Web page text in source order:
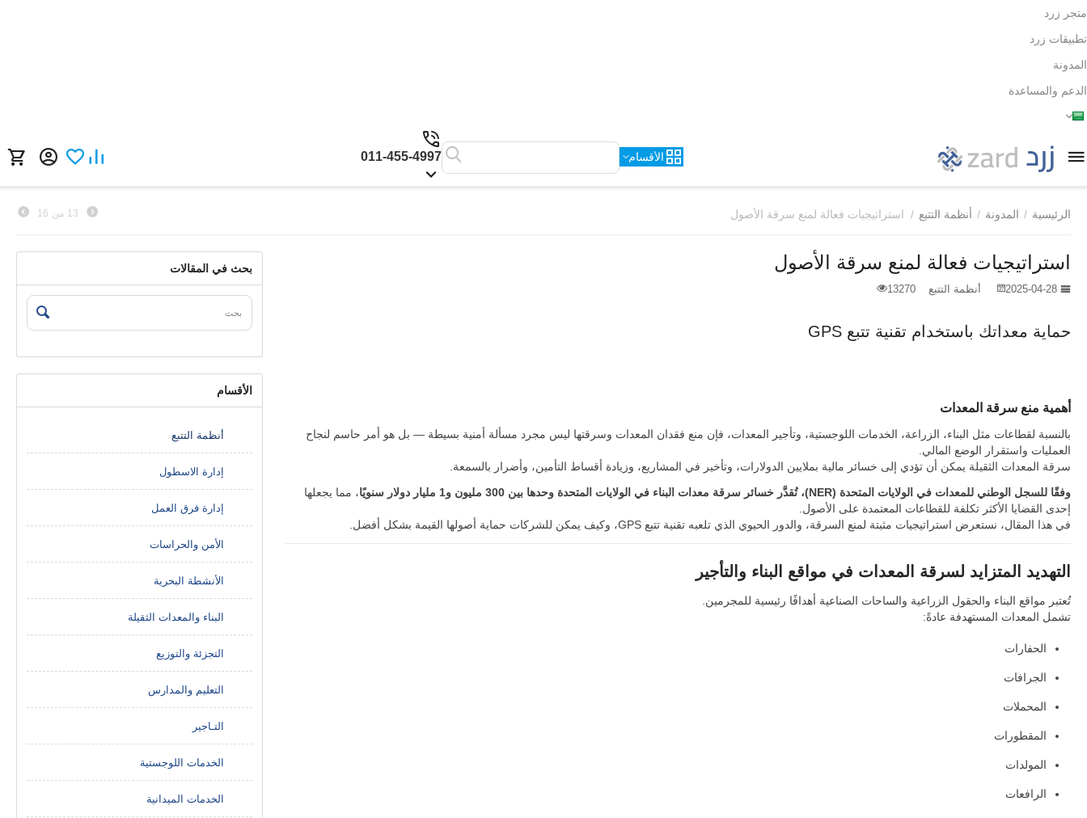
متجر زرد
تطبيقات زرد
المدونة
الدعم والمساعدة
الأقسام 011-455-4997
الرئيسية / المدونة / أنظمة التتبع / استراتيجيات فعالة لمنع سرقة الأصول 13 من 16
استراتيجيات فعالة لمنع سرقة الأصول
2025-04-28 أنظمة التتبع 13270
حماية معداتك باستخدام تقنية تتبع GPS
أهمية منع سرقة المعدات
بالنسبة لقطاعات مثل البناء، الزراعة، الخدمات اللوجستية، وتأجير المعدات، فإن منع فقدان المعدات وسرقتها ليس مجرد مسألة أمنية بسيطة — بل هو أمر حاسم لنجاح
العمليات واستقرار الوضع المالي.
سرقة المعدات الثقيلة يمكن أن تؤدي إلى خسائر مالية بملايين الدولارات، وتأخير في المشاريع، وزيادة أقساط التأمين، وأضرار بالسمعة.
وفقًا للسجل الوطني للمعدات في الولايات المتحدة (NER)، تُقدَّر خسائر سرقة معدات البناء في الولايات المتحدة وحدها بين 300 مليون و1 مليار دولار سنويًا
، مما يجعلها
إحدى القضايا الأكثر تكلفة للقطاعات المعتمدة على الأصول.
في هذا المقال، نستعرض استراتيجيات مثبتة لمنع السرقة، والدور الحيوي الذي تلعبه تقنية تتبع GPS، وكيف يمكن للشركات حماية أصولها القيمة بشكل أفضل.
التهديد المتزايد لسرقة المعدات في مواقع البناء والتأجير
تُعتبر مواقع البناء والحقول الزراعية والساحات الصناعية أهدافًا رئيسية للمجرمين.
تشمل المعدات المستهدفة عادةً:
الحفارات
الجرافات
المحملات
المقطورات
المولدات
الرافعات
بحث في المقالات
الأقسام
أنظمة التتبع
إدارة الاسطول
إدارة فرق العمل
الأمن والحراسات
الأنشطة البحرية
البناء والمعدات الثقيلة
التجزئة والتوزيع
التعليم والمدارس
التـاجير
الخدمات اللوجستية
الخدمات الميدانية